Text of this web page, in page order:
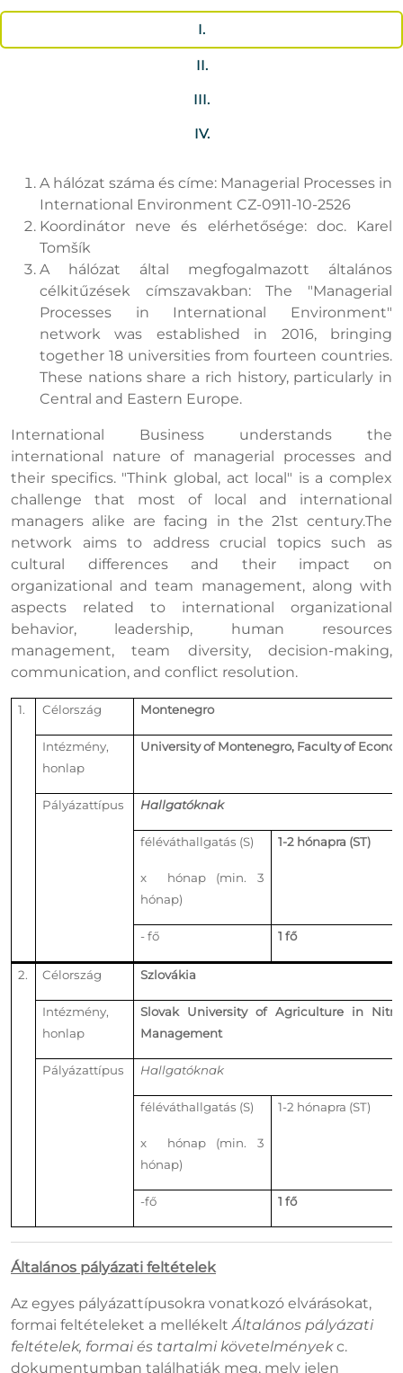
I.
II.
III.
IV.
A hálózat száma és címe: Managerial Processes in
International Environment CZ-0911-10-2526
Koordinátor neve és elérhetősége: doc. Karel
Tomšík
A hálózat által megfogalmazott általános
célkitűzések címszavakban: The "Managerial
Processes in International Environment"
network was established in 2016, bringing
together 18 universities from fourteen countries.
These nations share a rich history, particularly in
Central and Eastern Europe.
International Business understands the
international nature of managerial processes and
their specifics. "Think global, act local" is a complex
challenge that most of local and international
managers alike are facing in the 21st century.The
network aims to address crucial topics such as
cultural differences and their impact on
organizational and team management, along with
aspects related to international organizational
behavior, leadership, human resources
management, team diversity, decision-making,
communication, and conflict resolution.
1. Célország Montenegro
Intézmény,
honlap
University of Montenegro, Faculty of
Pályázattípus Hallgatóknak
féléváthallgatás (S)
x hónap (min. 3
hónap)
1-2 hónapra (ST)
- fő 1 fő
2. Célország Szlovákia
Intézmény,
honlap
Slovak University of Agriculture in
Management
Pályázattípus Hallgatóknak
féléváthallgatás (S)
x hónap (min. 3
hónap)
1-2 hónapra (ST)
-fő 1 fő
Általános pályázati feltételek
Az egyes pályázattípusokra vonatkozó elvárásokat,
formai feltételeket a mellékeltÁltalános pályázati
feltételek, formai és tartalmi követelményekc.
dokumentumban találhatják meg, mely jelen